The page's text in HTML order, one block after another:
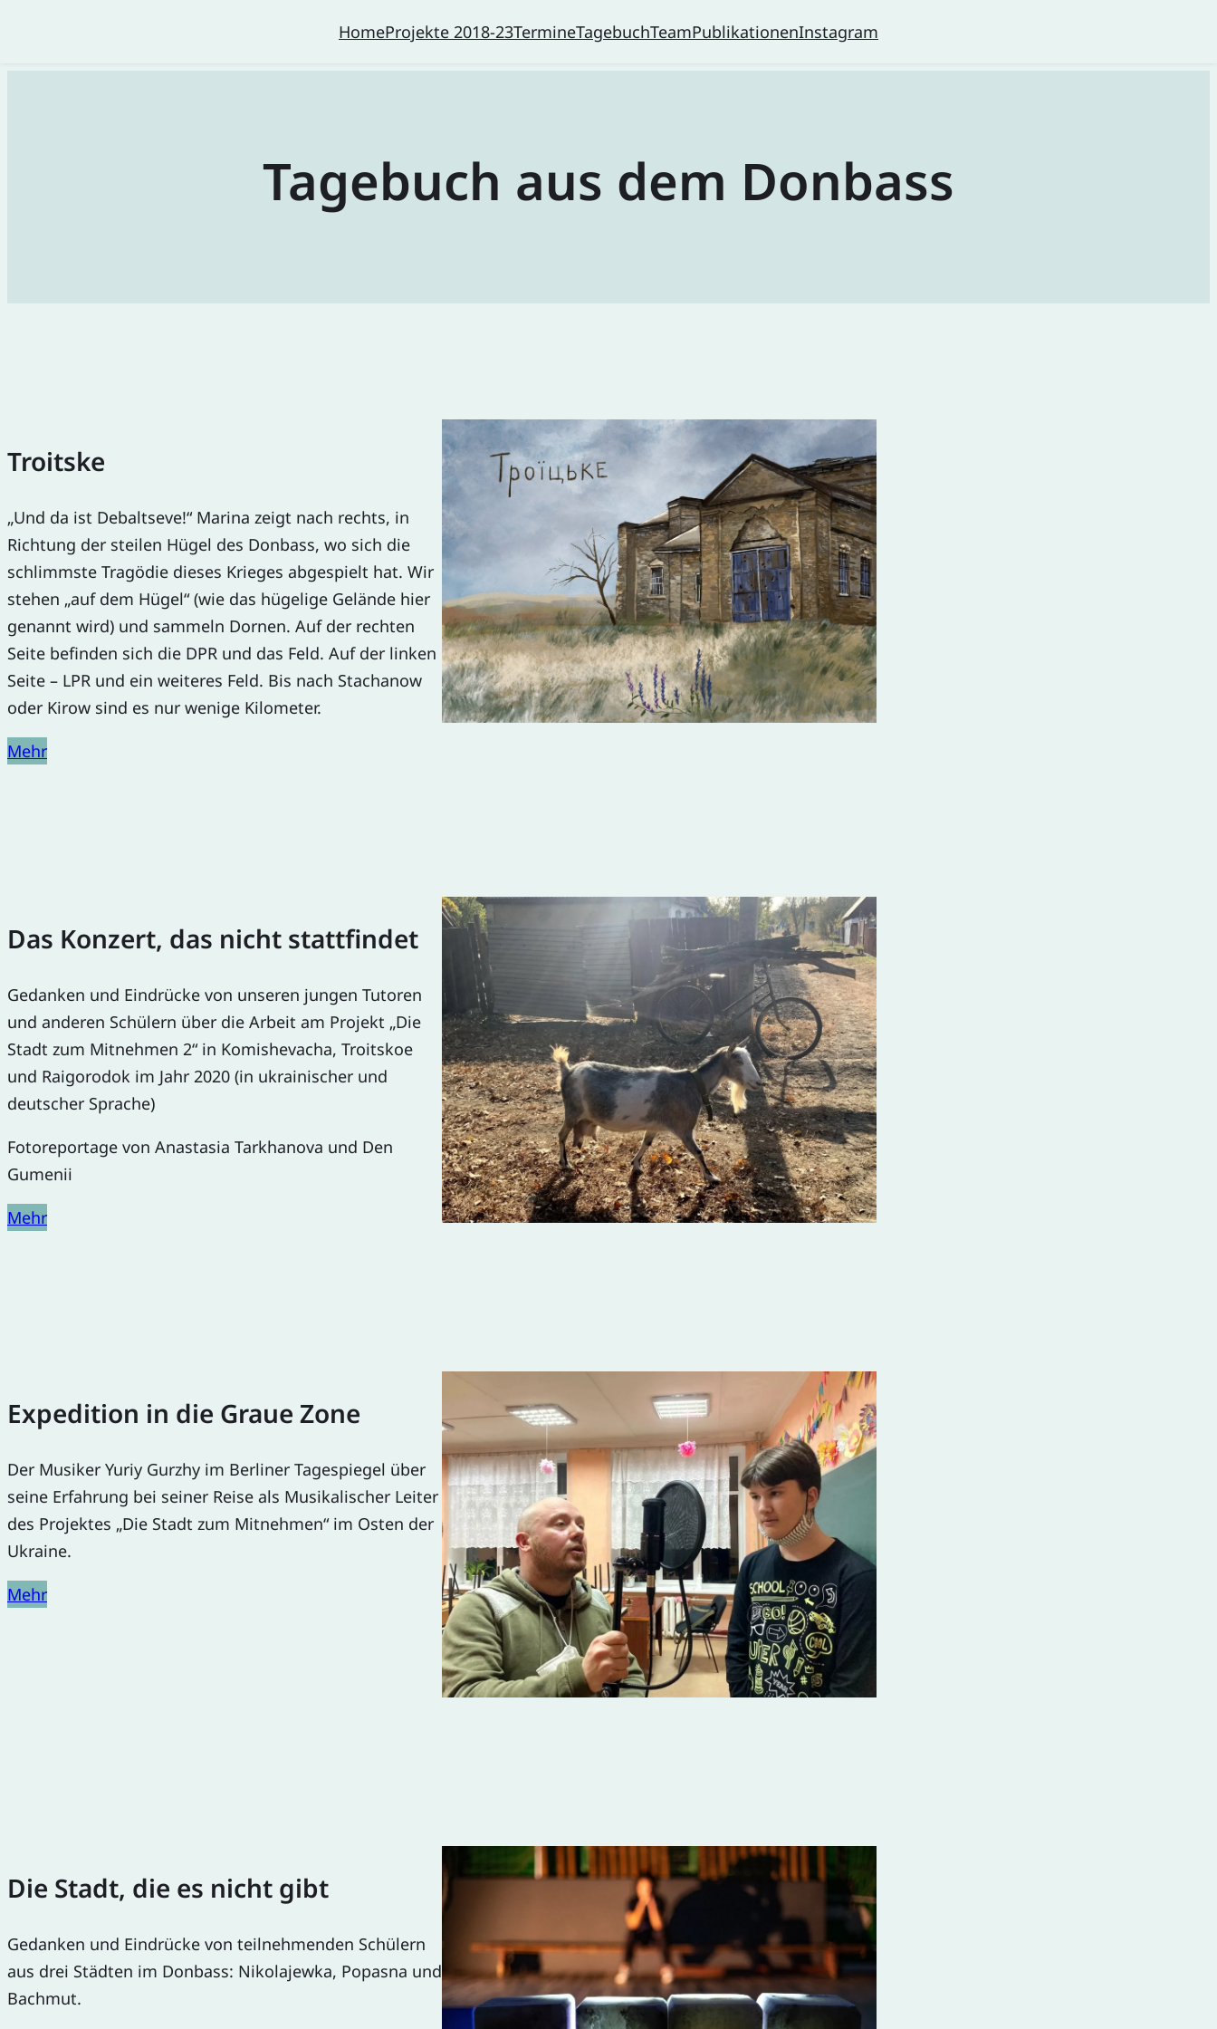
HomeProjekte 2018-23TermineTagebuchTeamPublikationenInstagram
Tagebuch aus dem Donbass
Troitske
„Und da ist Debaltseve!“ Marina zeigt nach rechts, in
Richtung der steilen Hügel des Donbass, wo sich die
schlimmste Tragödie dieses Krieges abgespielt hat. Wir
stehen „auf dem Hügel“ (wie das hügelige Gelände hier
genannt wird) und sammeln Dornen. Auf der rechten
Seite befinden sich die DPR und das Feld. Auf der linken
Seite – LPR und ein weiteres Feld. Bis nach Stachanow
oder Kirow sind es nur wenige Kilometer.
Mehr
Das Konzert, das nicht stattfindet
Gedanken und Eindrücke von unseren jungen Tutoren
und anderen Schülern über die Arbeit am Projekt „Die
Stadt zum Mitnehmen 2“ in Komishevacha, Troitskoe
und Raigorodok im Jahr 2020 (in ukrainischer und
deutscher Sprache)
Fotoreportage von Anastasia Tarkhanova und Den
Gumenii
Mehr
Expedition in die Graue Zone
Der Musiker Yuriy Gurzhy im Berliner Tagespiegel über
seine Erfahrung bei seiner Reise als Musikalischer Leiter
des Projektes „Die Stadt zum Mitnehmen“ im Osten der
Ukraine.
Mehr
Die Stadt, die es nicht gibt
Gedanken und Eindrücke von teilnehmenden Schülern
aus drei Städten im Donbass: Nikolajewka, Popasna und
Bachmut.